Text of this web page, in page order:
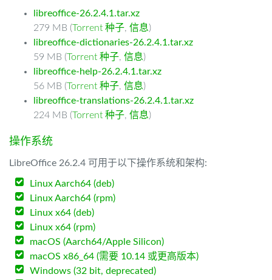
libreoffice-26.2.4.1.tar.xz
279 MB (Torrent 种子, 信息)
libreoffice-dictionaries-26.2.4.1.tar.xz
59 MB (Torrent 种子, 信息)
libreoffice-help-26.2.4.1.tar.xz
56 MB (Torrent 种子, 信息)
libreoffice-translations-26.2.4.1.tar.xz
224 MB (Torrent 种子, 信息)
操作系统
LibreOffice 26.2.4 可用于以下操作系统和架构:
Linux Aarch64 (deb)
Linux Aarch64 (rpm)
Linux x64 (deb)
Linux x64 (rpm)
macOS (Aarch64/Apple Silicon)
macOS x86_64 (需要 10.14 或更高版本)
Windows (32 bit, deprecated)